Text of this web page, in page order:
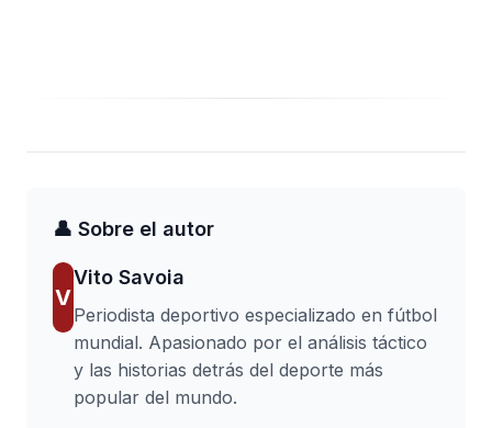
👤 Sobre el autor
V
Vito Savoia
Periodista deportivo especializado en fútbol
mundial. Apasionado por el análisis táctico
y las historias detrás del deporte más
popular del mundo.